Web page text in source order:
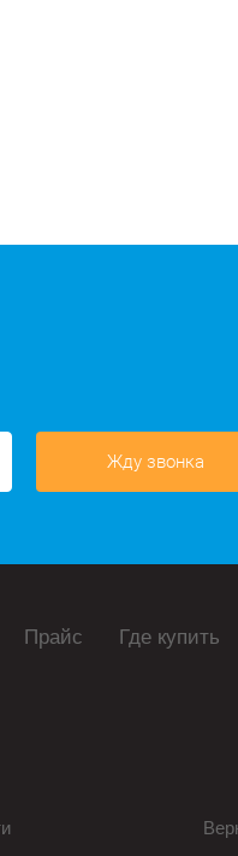
Жду звонка
Прайс Где купить